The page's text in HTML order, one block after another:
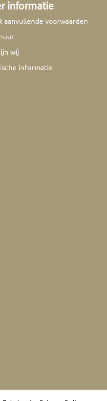
informatie
aanvullende voorwaarden
wij
informatie